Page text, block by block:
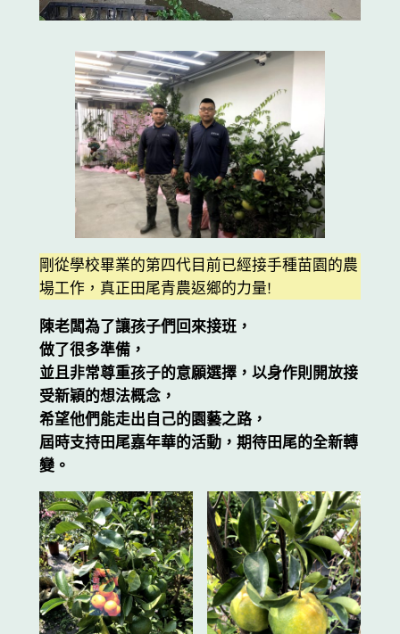
剛從學校畢業的第四代目前已經接手種苗園的農
場工作，真正田尾青農返鄉的力量!
陳老闆為了讓孩子們回來接班，
做了很多準備，
並且非常尊重孩子的意願選擇，以身作則開放接
受新穎的想法概念，
希望他們能走出自己的園藝之路，
屆時支持田尾嘉年華的活動，期待田尾的全新轉
變。